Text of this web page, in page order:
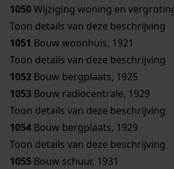
1050Wijziging woning en
Toon details van deze beschrijving
1051 Bouw woonhuis, 1921
Toon details van deze beschrijving
1052 Bouw bergplaats, 1925
1053 Bouw radiocentrale, 1929
Toon details van deze beschrijving
1054 Bouw bergplaats, 1929
Toon details van deze beschrijving
1055 Bouw schuur, 1931